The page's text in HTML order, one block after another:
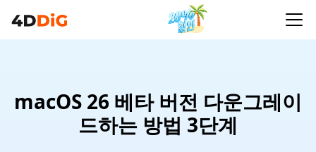
macOS 26 베타 버전 다운그레이
드하는 방법 3단계